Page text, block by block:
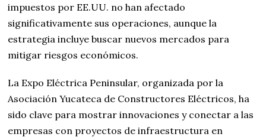
impuestos por EE.UU. no han afectado
significativamente sus operaciones, aunque la
estrategia incluye buscar nuevos mercados para
mitigar riesgos económicos.
La Expo Eléctrica Peninsular, organizada por la
Asociación Yucateca de Constructores Eléctricos, ha
sido clave para mostrar innovaciones y conectar a las
empresas con proyectos de infraestructura en